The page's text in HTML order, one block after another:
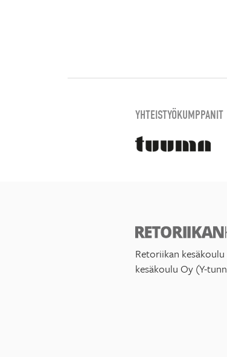
YHTEISTYÖKUMPPANIT
Retoriikan
kesäkoulu Oy (Y-